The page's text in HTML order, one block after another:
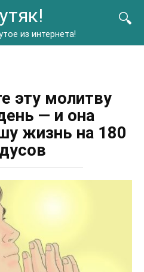
из интернета!
эту молитву
— и она
жизнь на 180